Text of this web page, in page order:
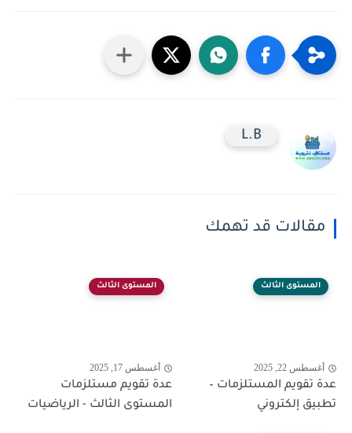
L.B
مقالات قد تهمك
المستوى الثالث
أغسطس 22, 2025
عدة تقويم المستلزمات –
تطبيق إلكتروني
المستوى الثالث
أغسطس 17, 2025
عدة تقويم مستلزمات
المستوى الثالث - الرياضيات